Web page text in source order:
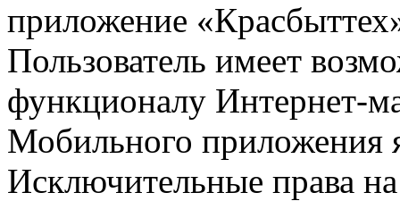
приложение
Пользователь имеет
функционалу Интернет-
Мобильного приложения
Исключительные права